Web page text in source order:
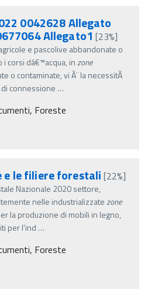
0042628 Allegato
Allegato1[23%]
e pascolive abbandonate o
i corsi dâ€™acqua, inzone
o contaminate, vi Ã¨ la necessitÃ
connessione …
Foreste
e le filiere forestali [22%]
Nazionale 2020 settore,
nelle industrializzatezone
la produzione di mobili in legno,
per l'ind …
Foreste